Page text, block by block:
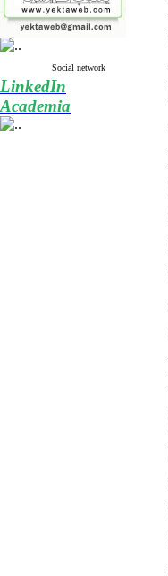
Social network
LinkedIn
Academia